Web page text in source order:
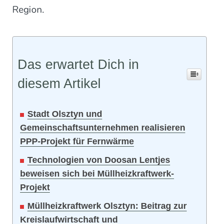
Region.
Das erwartet Dich in
diesem Artikel
Stadt Olsztyn und
Gemeinschaftsunternehmen realisieren
PPP-Projekt für Fernwärme
Technologien von Doosan Lentjes
beweisen sich bei Müllheizkraftwerk-
Projekt
Müllheizkraftwerk Olsztyn: Beitrag zur
Kreislaufwirtschaft und